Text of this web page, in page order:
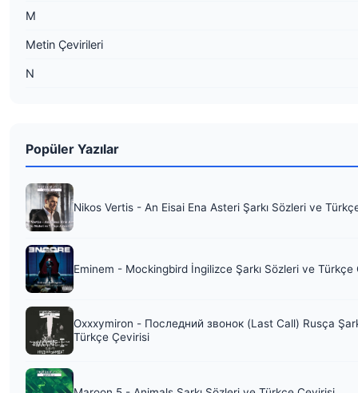
M
Metin Çevirileri
N
Popüler Yazılar
Nikos Vertis - An Eisai Ena Asteri Şarkı Sözleri ve
Eminem - Mockingbird İngilizce Şarkı Sözleri ve Türkçe
Oxxxymiron - Последний звонок (Last Call) Rusça
Türkçe Çevirisi